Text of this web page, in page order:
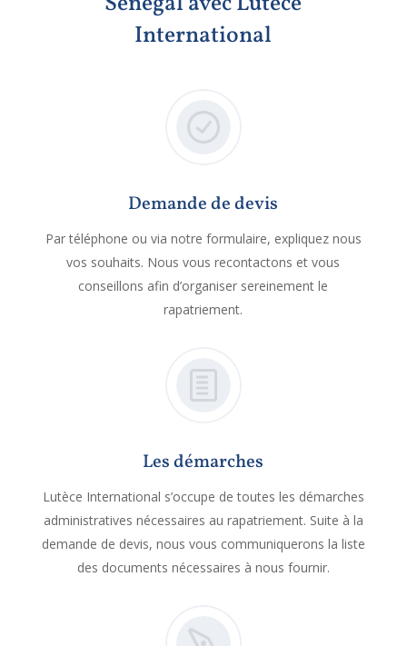
International
Demande de devis
Par téléphone ou via notre formulaire, expliquez nous
vos souhaits. Nous vous recontactons et vous
conseillons afin d’organiser sereinement le
rapatriement.
Les démarches
Lutèce International s’occupe de toutes les démarches
administratives nécessaires au rapatriement. Suite à la
demande de devis, nous vous communiquerons la liste
des documents nécessaires à nous fournir.